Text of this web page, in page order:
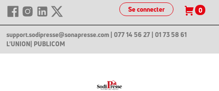
Se connecter 0
support.sodipresse@sonapresse.com | 077 14 56 27 | 01 73 58 61
L'UNION | PUBLICOM